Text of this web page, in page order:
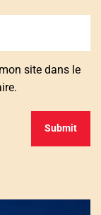
site dans le